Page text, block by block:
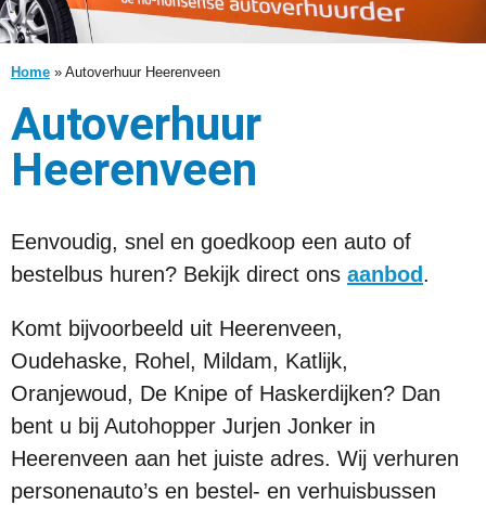
Home » Autoverhuur Heerenveen
Autoverhuur
Heerenveen
Eenvoudig, snel en goedkoop een auto of
bestelbus huren? Bekijk direct ons aanbod.
Komt bijvoorbeeld uit Heerenveen,
Oudehaske, Rohel, Mildam, Katlijk,
Oranjewoud, De Knipe of Haskerdijken? Dan
bent u bij Autohopper Jurjen Jonker in
Heerenveen aan het juiste adres. Wij verhuren
personenauto’s en bestel- en verhuisbussen